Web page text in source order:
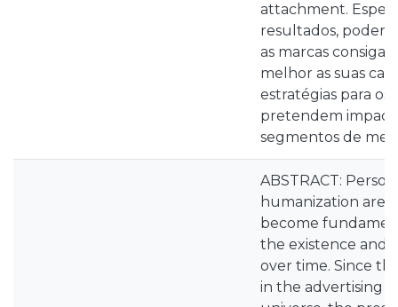
attachment.
resultados, poder
as marcas
melhor as suas
estratégias para
pretendem
segmentos de
ABSTRACT:
humanization are
become
the existence and
over time. Since
in the advertising